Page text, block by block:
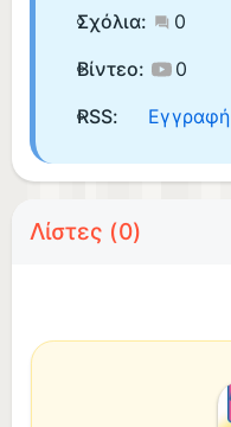
Σχόλια:
0
Βίντεο:
0
RSS:
Εγγραφή
Λίστες (0)